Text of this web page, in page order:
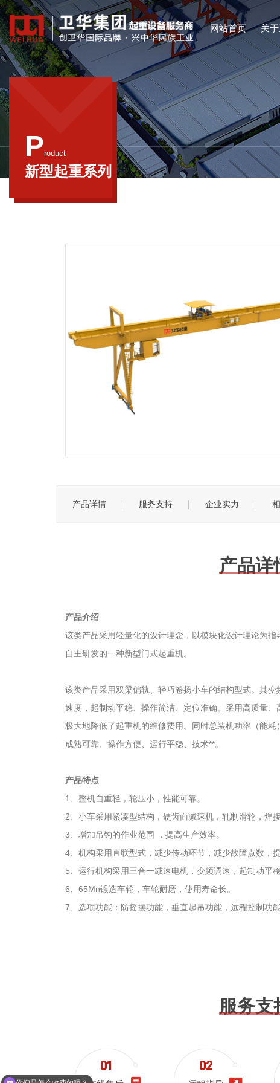
网站首页 关
河南卫华重型机
公司简介 企业文
卫华打造了行业
水利水电系列 通用桥
创新是卫华发展
等多样化
创新卫华
我公司致力于各
我们秉持突破瓶
公司新
卫华集团始终关
奋
P
产品详情 服务支持 企业实力
产品详
产品介绍
该类产品采用轻量化的设计理念，以模块化设计理论为指
自主研发的一种新型门式起重机。
该类产品采用双梁偏轨、轻巧卷扬小车的结构型式。其
速度，起制动平稳、操作简洁、定位准确。采用高质量、
极大地降低了起重机的维修费用。同时总装机功率（能
成熟可靠、操作方便、运行平稳、技术**。
产品特点
1、整机自重轻，轮压小，性能可靠。
2、小车采用紧凑型结构，硬齿面减速机，轧制滑轮，焊
3、增加吊钩的作业范围 ，提高生产效率。
4、机构采用直联型式，减少传动环节，减少故障点数，
5、运行机构采用三合一减速电机，变频调速，起制动平稳
6、65Mn锻造车轮，车轮耐磨，使用寿命长。
7、选项功能：防摇摆功能，垂直起吊功能，远程控制功
服务支
你们是怎么收费的呢？